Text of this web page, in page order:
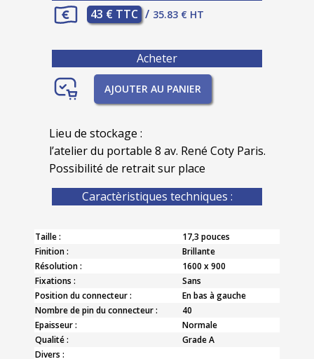
43 € TTC / 35.83 € HT
Acheter
AJOUTER AU PANIER
Lieu de stockage :
l’atelier du portable 8 av. René Coty Paris.
Possibilité de retrait sur place
Caractèristiques techniques :
Taille :
17,3 pouces
Finition :
Brillante
Résolution :
1600 x 900
Fixations :
Sans
Position du connecteur :
En bas à gauche
Nombre de pin du connecteur :
40
Epaisseur :
Normale
Qualité :
Grade A
Divers :